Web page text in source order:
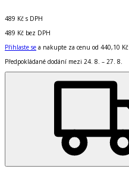
489 Kč s DPH
489 Kč bez DPH
Přihlaste se a nakupte za cenu od 440,10 Kč
Předpokládané dodání mezi 24. 8. – 27. 8.